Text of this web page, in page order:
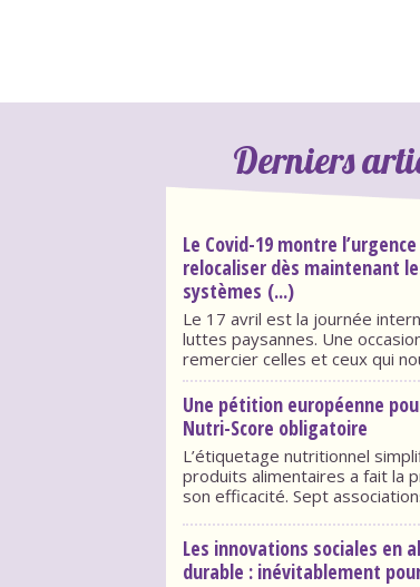
Derniers
Le Covid-19 montre
relocaliser dès maintenant
systèmes (...)
Le 17 avril est la journée
luttes paysannes. Une
remercier celles et ceux qui
Une pétition européenne
Nutri-Score obligatoire
L’étiquetage nutritionnel
produits alimentaires a fait la
son efficacité. Sept
Les innovations sociales en
durable : inévitablement